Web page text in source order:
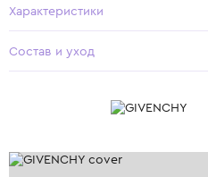
Характеристики
Состав и уход